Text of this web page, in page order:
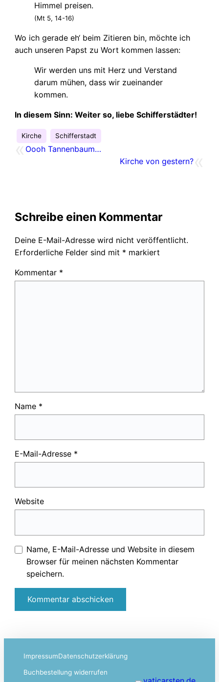
Himmel preisen.
(Mt 5, 14-16)
Wo ich gerade eh‘ beim Zitieren bin, möchte ich
auch unseren Papst zu Wort kommen lassen:
Wir werden uns mit Herz und Verstand
darum mühen, dass wir zueinander
kommen.
In diesem Sinn: Weiter so, liebe Schifferstädter!
Kirche Schifferstadt
«Oooh Tannenbaum…
«
Kirche von gestern?
Schreibe einen Kommentar
Deine E-Mail-Adresse wird nicht veröffentlicht.
Erforderliche Felder sind mit * markiert
Kommentar *
Name *
E-Mail-Adresse *
Website
Name, E-Mail-Adresse und Website in diesem
Browser für meinen nächsten Kommentar
speichern.
ImpressumDatenschutzerklärung
Buchbestellung widerrufen